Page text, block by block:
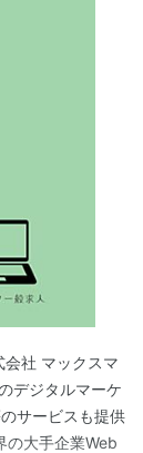
会社 マックスマ
デジタルマーケ
サービスも提供
の大手企業Web